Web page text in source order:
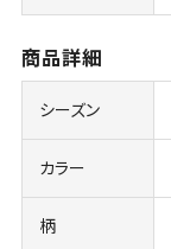
商品詳細
シーズン
カラー
柄